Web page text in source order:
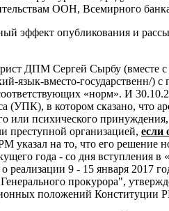
ООН, Всемирного
эффект опубликования и
ДПМ Сергей Сырбу (вместе
язык-вместо-государственн/)
«норм». И
(УПК), в котором сказано, что
или психического
преступной организацией, если
указал на то, что его решение
года - со дня вступления
реализации 9 - 15 января 2017
прокурора",
положений Конституции